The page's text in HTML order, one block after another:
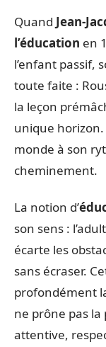
Quand Jean-
l’éducation en
l’enfant passif,
toute faite :
la leçon
unique horizon.
monde à son
cheminement.
La notion d’
son sens :
écarte les
sans écraser.
profondément
ne prône pas
attentive,